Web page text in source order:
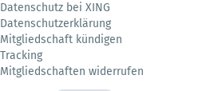
Datenschutz bei XING
Datenschutzerklärung
Mitgliedschaft kündigen
Tracking
Mitgliedschaften widerrufen